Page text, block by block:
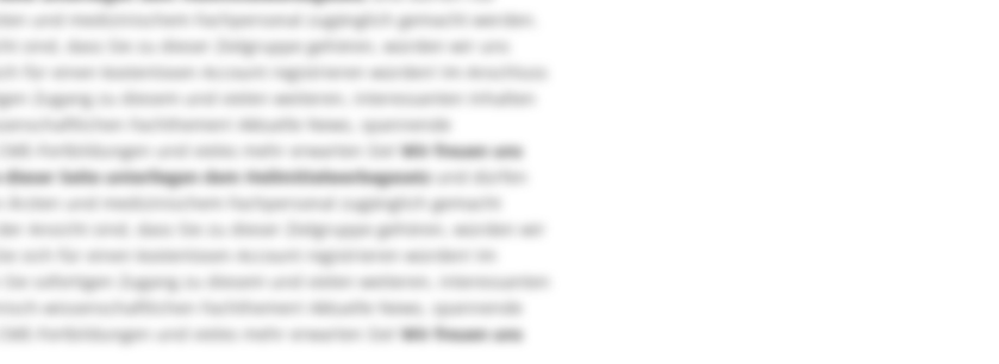
und medizinischem Fachpersonal zugänglich gemacht werden.
sind, dass Sie zu dieser Zielgruppe gehören, würden wir uns
für einen kostenlosen Account registrieren würden! Im Anschluss
Zugang zu diesem und vielen weiteren, interessanten Inhalten
Fachthemen! Aktuelle News, spannende
Fortbildungen und vieles mehr erwarten Sie!Wir freuen uns
Seite unterliegen dem Heilmittelwerbegesetzund dürfen
Ärzten und medizinischem Fachpersonal zugänglich gemacht
Ansicht sind, dass Sie zu dieser Zielgruppe gehören, würden wir
sich für einen kostenlosen Account registrieren würden! Im
sofortigen Zugang zu diesem und vielen weiteren, interessanten
wissenschaftlichen Fachthemen! Aktuelle News, spannende
Fortbildungen und vieles mehr erwarten Sie! Wir freuen uns